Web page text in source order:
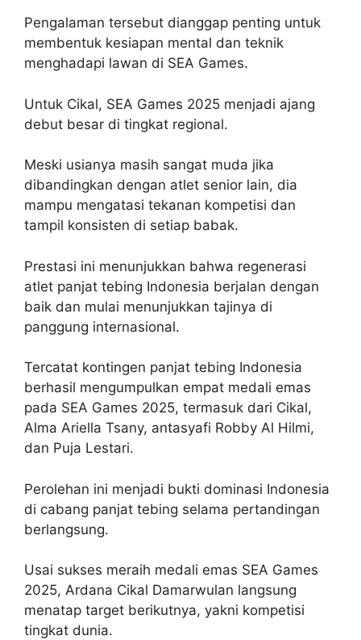
Pengalaman tersebut dianggap penting untuk
membentuk kesiapan mental dan teknik
menghadapi lawan di SEA Games.
Untuk Cikal, SEA Games 2025 menjadi ajang
debut besar di tingkat regional.
Meski usianya masih sangat muda jika
dibandingkan dengan atlet senior lain, dia
mampu mengatasi tekanan kompetisi dan
tampil konsisten di setiap babak.
Prestasi ini menunjukkan bahwa regenerasi
atlet panjat tebing Indonesia berjalan dengan
baik dan mulai menunjukkan tajinya di
panggung internasional.
Tercatat kontingen panjat tebing Indonesia
berhasil mengumpulkan empat medali emas
pada SEA Games 2025, termasuk dari Cikal,
Alma Ariella Tsany, antasyafi Robby Al Hilmi,
dan Puja Lestari.
Perolehan ini menjadi bukti dominasi Indonesia
di cabang panjat tebing selama pertandingan
berlangsung.
Usai sukses meraih medali emas SEA Games
2025, Ardana Cikal Damarwulan langsung
menatap target berikutnya, yakni kompetisi
tingkat dunia.